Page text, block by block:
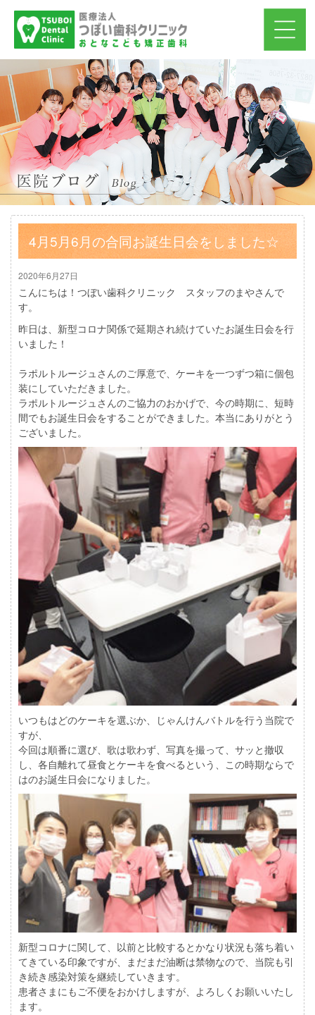
4月5月6月の合同お誕生日会をしました☆
2020年6月27日
こんにちは！つぼい歯科クリニック スタッフのまやさんで
す。
昨日は、新型コロナ関係で延期され続けていたお誕生日会を行
いました！
ラポルトルージュさんのご厚意で、ケーキを一つずつ箱に個包
装にしていただきました。
ラポルトルージュさんのご協力のおかげで、今の時期に、短時
間でもお誕生日会をすることができました。本当にありがとう
ございました。
いつもはどのケーキを選ぶか、じゃんけんバトルを行う当院で
すが、
今回は順番に選び、歌は歌わず、写真を撮って、サッと撤収
し、各自離れて昼食とケーキを食べるという、この時期ならで
はのお誕生日会になりました。
新型コロナに関して、以前と比較するとかなり状況も落ち着い
てきている印象ですが、まだまだ油断は禁物なので、当院も引
き続き感染対策を継続していきます。
患者さまにもご不便をおかけしますが、よろしくお願いいたし
ます。